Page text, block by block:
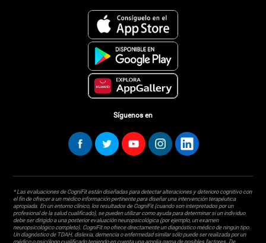
Síguenos en
* Las evaluaciones de CogniFit están diseñadas para detectar alteraciones y deterioro cognitivo con
el fin de ofrecer a un médico información pertinente para diseñar una intervención terapéutica
apropiada. En un entorno clínico, los resultados de CogniFit (cuando son interpretados por un
profesional de la salud cualificado), se pueden utilizar como ayuda para determinar si un individuo
debe ser dirigido a una posterior evaluación neuropsicológica (por ejemplo, un examen
neuropsicológico completo). CogniFit no ofrece directamente un diagnóstico médico de ningún tipo.
Un diagnóstico de TDAH, dislexia, demencia o enfermedad similar sólo puede ser realizada por un
médico o psicólogo cualificado teniendo en cuenta una amplia gama de posibles factores. De